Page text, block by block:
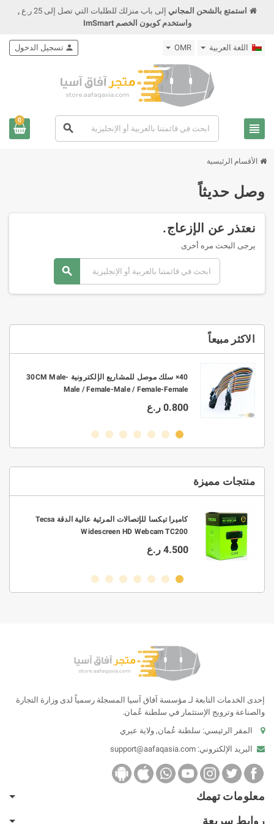
استمتع بالشحن المجاني إلى باب منزلك للطلبات التي تصل إلى 25 ر.ع
,
واستخدم كوبون الخصم ImSmart
اللغة العربية OMR
view_headline
search
person تسجيل الدخول
0
الأقسام الرئيسية
الاكثر مبيعاً
40× سلك موصل للمشاريع الإلكترونية 30CM Male-
Male / Female-Male / Female-Female
0.800 ر.ع
منتجات مميزة
كاميرا تيكسا للإتصالات المرئية عالية الدقة Tecsa
Widescreen HD Webcam TC200
4.500 ر.ع
وصل حديثاً
نعتذر عن الإزعاج.
يرجى البحث مره أخرى
search
إحدى الخدمات التابعة لـ مؤسسة آفاق آسيا المسجلة رسمياً لدى وزارة التجارة
والصناعة وترويج الإستثمار في سلطنة عُمان.
المقر الرئيسي: سلطنة عُمان, ولاية عبري
البريد الإلكتروني: support@aafaqasia.com
معلومات تهمك
روابط سريعة